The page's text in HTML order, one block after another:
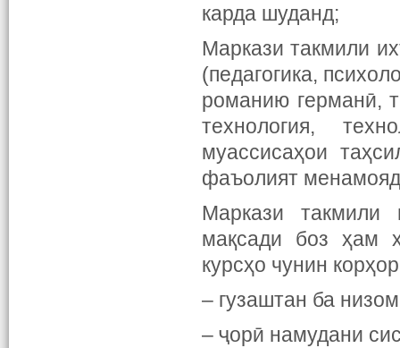
карда шуданд;
Маркази такмили
(педагогика,
романию германӣ,
технология,
муассисаҳои
фаъолият
Маркази такмили
мақсади боз ҳам
курсҳо чунин
– гузаштан ба
– ҷорӣ намудани